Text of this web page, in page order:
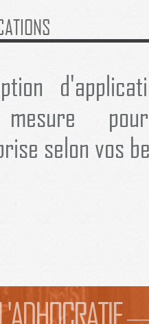
selon vos